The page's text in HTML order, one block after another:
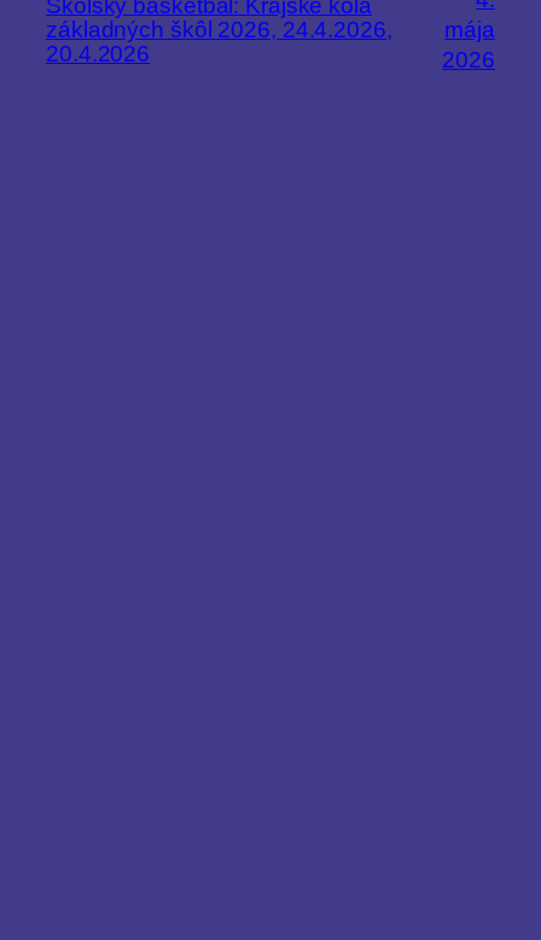
Školský basketbal: Krajské kolá
základných škôl 2026, 24.4.2026,
20.4.2026
mája
2026